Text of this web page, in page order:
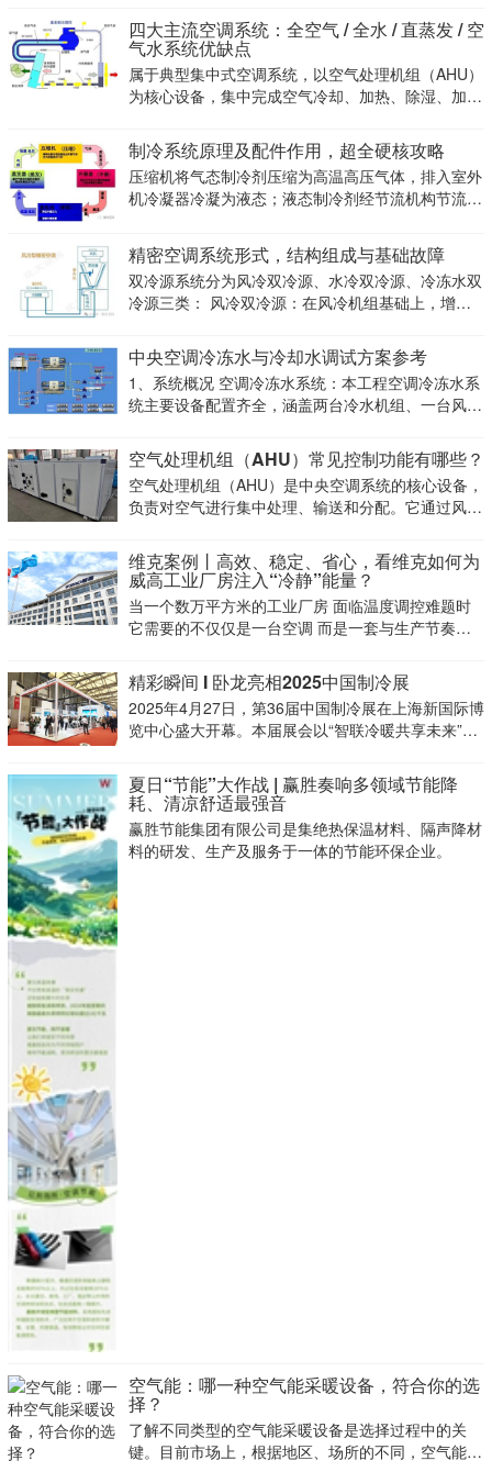
网输送至室内各区域，同时可借助回风管道实现室内
空气循环复用。系统可做成基础单风管送风形式，也
可增设再热
四大主流空调系统：全空气 / 全水 / 直蒸发 / 空
气水系统优缺点
属于典型集中式空调系统，以空气处理机组（AHU）
为核心设备，集中完成空气冷却、加热、除湿、加
网输送至室内各区域，同时可借助回风管道实现室内
空气循环复用。系统可做成基础单风管送风形式，也
可增设再热
制冷系统原理及配件作用，超全硬核攻略
压缩机将气态制冷剂压缩为高温高压气体，排入室外
机冷凝器冷凝为液态；液态制冷剂经节流机构节流降
冷剂，再回流至压缩机继续压缩，如此循环实现制
冷。制热时通过四通阀切换，使制冷剂在冷凝器与蒸
发器中的流动
精密空调系统形式，结构组成与基础故障
双冷源系统分为风冷双冷源、水冷双冷源、冷冻水双
冷源三类： 风冷双冷源：在风冷机组基础上，增加
组基础上，增加一套独立冷冻水盘管系统； 冷冻水
双冷源：配置两套相互独立的冷冻水盘管系统。
中央空调冷冻水与冷却水调试方案参考
1、系统概况 空调冷冻水系统：本工程空调冷冻水系
统主要设备配置齐全，涵盖两台冷水机组、一台风冷
置，以及分布于各功能区的AHU空调机组。 冷却水
系统：冷却水系统主要设备包含两台冷却塔和三台冷
却
空气处理机组（AHU）常见控制功能有哪些？
空气处理机组（AHU）是中央空调系统的核心设备，
负责对空气进行集中处理、输送和分配。它通过风机
却、加湿、除湿等处理过程，达到设定温湿度要求，
再通过风管系统送入各个空调区域。
维克案例丨高效、稳定、省心，看维克如何为
威高工业厂房注入“冷静”能量？
当一个数万平方米的工业厂房 面临温度调控难题时
它需要的不仅仅是一台空调 而是一套与生产节奏同
精彩瞬间 I 卧龙亮相2025中国制冷展
2025年4月27日，第36届中国制冷展在上海新国际博
览中心盛大开幕。本届展会以“智联冷暖共享未来”为
企业
夏日“节能”大作战 | 赢胜奏响多领域节能降
耗、清凉舒适最强音
赢胜节能集团有限公司是集绝热保温材料、隔声降材
料的研发、生产及服务于一体的节能环保企业。
空气能：哪一种空气能采暖设备，符合你的选
择？
了解不同类型的空气能采暖设备是选择过程中的关
键。目前市场上，根据地区、场所的不同，空气能设